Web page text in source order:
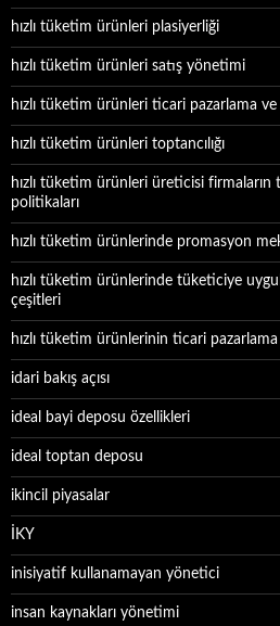
hızlı tüketim ürünleri plasiyerliği
hızlı tüketim ürünleri satış yönetimi
hızlı tüketim ürünleri ticari pazarlama
hızlı tüketim ürünleri toptancılığı
hızlı tüketim ürünleri üreticisi firmaların
politikaları
hızlı tüketim ürünlerinde promasyon
hızlı tüketim ürünlerinde tüketiciye
çeşitleri
hızlı tüketim ürünlerinin ticari pazarlama
idari bakış açısı
ideal bayi deposu özellikleri
ideal toptan deposu
ikincil piyasalar
İKY
inisiyatif kullanamayan yönetici
insan kaynakları yönetimi